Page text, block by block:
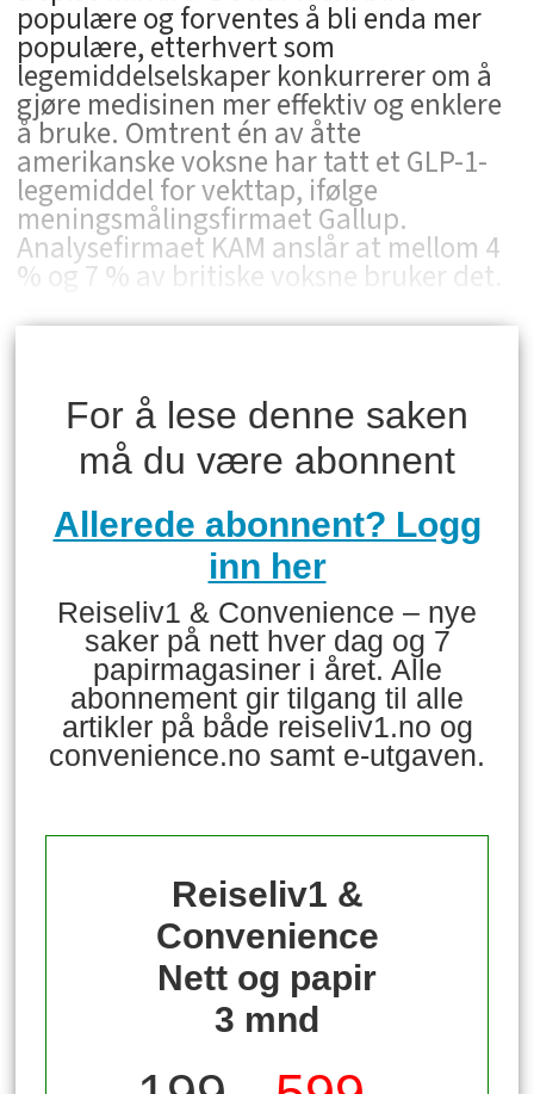
populære og forventes å bli enda mer
populære, etterhvert som
legemiddelselskaper konkurrerer om å
gjøre medisinen mer effektiv og enklere
å bruke. Omtrent én av åtte
amerikanske voksne har tatt et GLP-1-
legemiddel for vekttap, ifølge
meningsmålingsfirmaet Gallup.
Analysefirmaet KAM anslår at mellom 4
% og 7 % av britiske voksne bruker det.
For å lese denne saken
må du være abonnent
Allerede abonnent? Logg
inn her
Reiseliv1 & Convenience – nye
saker på nett hver dag og 7
papirmagasiner i året. Alle
abonnement gir tilgang til alle
artikler på både reiseliv1.no og
convenience.no samt e-utgaven.
Reiseliv1 &
Convenience
Nett og papir
3 mnd